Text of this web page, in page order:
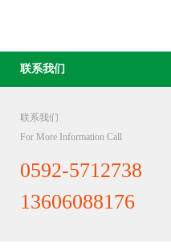
联系我们
联系我们
For More Information Call
0592-5712738
13606088176